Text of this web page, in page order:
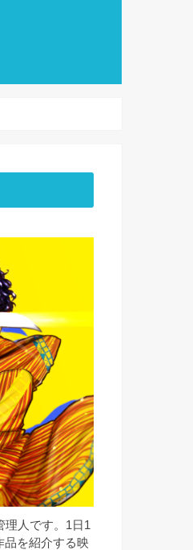
理人です。1日1
品を紹介する映